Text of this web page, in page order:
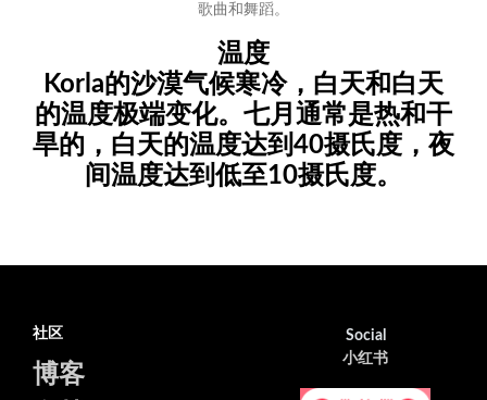
歌曲和舞蹈。
温度
Korla的沙漠气候寒冷，白天和白天
的温度极端变化。七月通常是热和干
旱的，白天的温度达到40摄氏度，夜
间温度达到低至10摄氏度。
社区
博客
Social
小红书